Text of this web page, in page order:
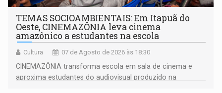
TEMAS SOCIOAMBIENTAIS: Em Itapuã do
Oeste, CINEMAZÔNIA leva cinema
amazônico a estudantes na escola
Cultura 07 de Agosto de 2026 às 18:30
CINEMAZÔNIA transforma escola em sala de cinema e
aproxima estudantes do audiovisual produzido na